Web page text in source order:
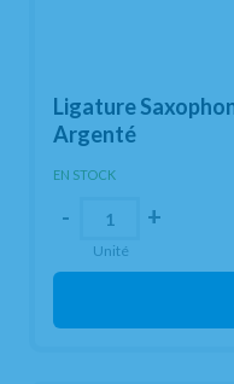
Ligature
Argenté
EN STOCK
- +
Unité